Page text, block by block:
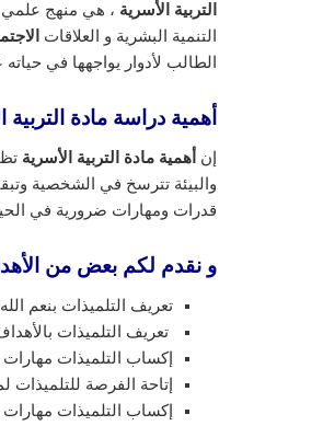
التربية الأسرية ، هي منهج علمي
التنمية البشرية و العلاقات
الطالب لأدوار يواجهها في حياته
أهمية دراسة مادة التربية
إن أهمية مادة التربية الأسرية
والبيئة تترسخ في الشخصية
قدرات ومهارات ضرورية في
و نقدم لكم بعض من
تعريف التلميذات بنعم
تعريف التلميذات
إكساب التلميذات مهارات
إتاحة الفرصة
إكساب التلميذات مهارات